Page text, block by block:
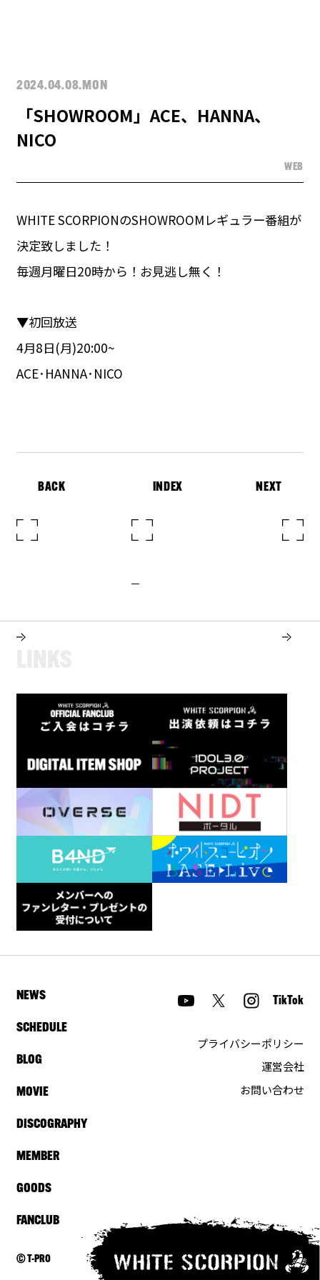
2024.04.08.MON
「SHOWROOM」ACE、HANNA、
NICO
WEB
WHITE SCORPIONのSHOWROOMレギュラー番組が
決定致しました！
毎週月曜日20時から！お見逃し無く！
▼初回放送
4月8日(月)20:00~
‎ACE･HANNA･NICO
BACK INDEX NEXT
NEWS
SCHEDULE
BLOG
MOVIE
DISCOGRAPHY
MEMBER
GOODS
FANCLUB
TikTok
プライバシーポリシー
運営会社
お問い合わせ
© T-PRO